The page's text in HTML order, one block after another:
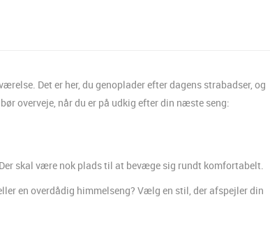
Det er her, du genoplader efter dagens strabadser, og
overveje, når du er på udkig efter din næste seng:
skal være nok plads til at bevæge sig rundt komfortabelt.
en overdådig himmelseng? Vælg en stil, der afspejler din